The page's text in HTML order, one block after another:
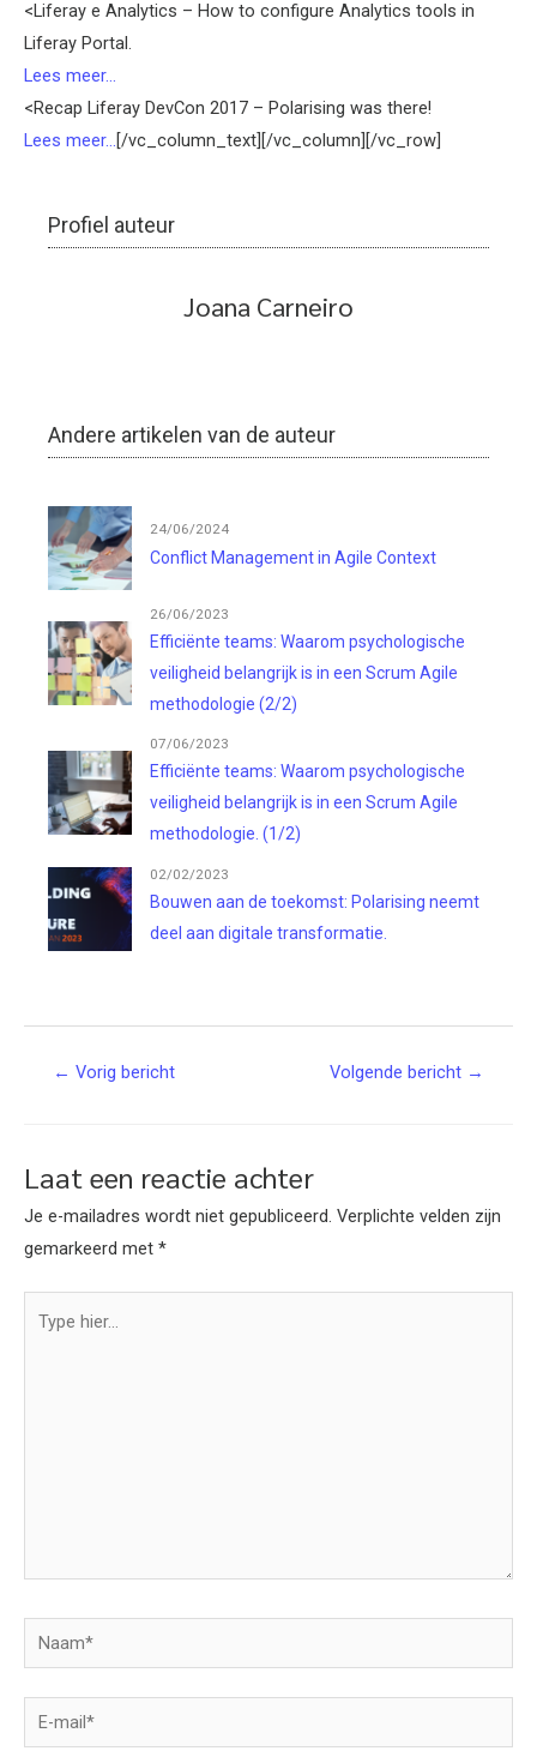
<Liferay e Analytics – How to configure Analytics tools in
Liferay Portal.
Lees meer...
<Recap Liferay DevCon 2017 – Polarising was there!
Lees meer...[/vc_column_text][/vc_column][/vc_row]
Profiel auteur
Joana Carneiro
Andere artikelen van de auteur
24/06/2024
Conflict Management in Agile Context
26/06/2023
Efficiënte teams: Waarom psychologische
veiligheid belangrijk is in een Scrum Agile
methodologie (2/2)
07/06/2023
Efficiënte teams: Waarom psychologische
veiligheid belangrijk is in een Scrum Agile
methodologie. (1/2)
02/02/2023
Bouwen aan de toekomst: Polarising neemt
deel aan digitale transformatie.
Postnavigatie
← Vorig bericht Volgende bericht →
Laat een reactie achter
Je e-mailadres wordt niet gepubliceerd. Verplichte velden zijn
gemarkeerd met *
hier...
Naam*
mail*